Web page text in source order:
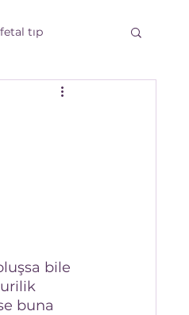
tıp
Gebelik Takibi
bile
buna